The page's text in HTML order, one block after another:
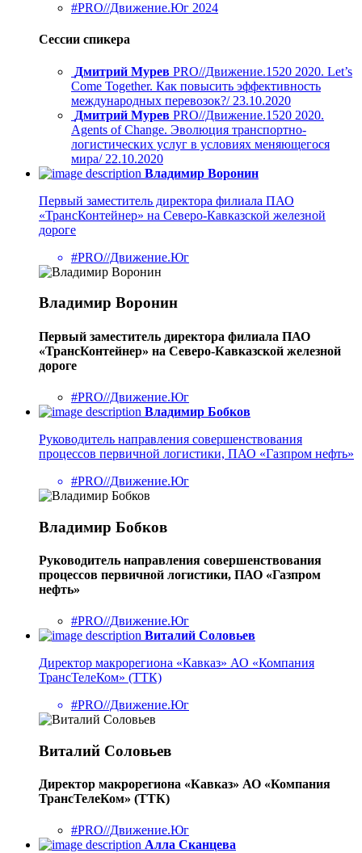
#PRO//Движение.Юг 2024
Сессии спикера
Дмитрий Мурев PRO//Движение.1520 2020. Let’s
Come Together. Как повысить эффективность
международных перевозок?/ 23.10.2020
Дмитрий Мурев PRO//Движение.1520 2020.
Agents of Change. Эволюция транспортно-
логистических услуг в условиях меняющегося
мира/ 22.10.2020
Владимир Воронин
Первый заместитель директора филиала ПАО
«ТрансКонтейнер» на Северо-Кавказской железной
дороге
#PRO//Движение.Юг
Владимир Воронин
Первый заместитель директора филиала ПАО
«ТрансКонтейнер» на Северо-Кавказской железной
дороге
#PRO//Движение.Юг
Владимир Бобков
Руководитель направления совершенствования
процессов первичной логистики, ПАО «Газпром нефть»
#PRO//Движение.Юг
Владимир Бобков
Руководитель направления совершенствования
процессов первичной логистики, ПАО «Газпром
нефть»
#PRO//Движение.Юг
Виталий Соловьев
Директор макрорегиона «Кавказ» АО «Компания
ТрансТелеКом» (ТТК)
#PRO//Движение.Юг
Виталий Соловьев
Директор макрорегиона «Кавказ» АО «Компания
ТрансТелеКом» (ТТК)
#PRO//Движение.Юг
Алла Сканцева